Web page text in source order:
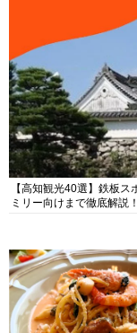
【高知観光40選】鉄板
ミリー向けまで徹底解説！